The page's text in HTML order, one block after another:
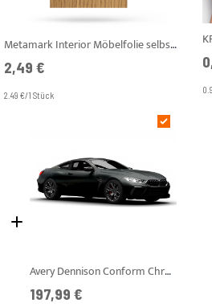
Metamark Interior Möbelfolie selbstklebend Prime Oak A4 Muster AF-W10
2,49 €
2.49 €/1 Stück
Avery Dennison Conform Chrome Chrome Black Gloss
197,99 €